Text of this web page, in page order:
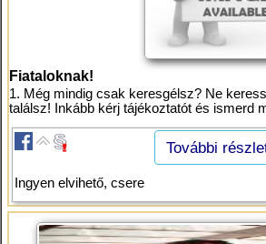
Fiataloknak!
1. Még mindig csak keresgélsz? Ne
találsz! Inkább kérj tájékoztatót és ismerd
További
Ingyen elvihető, csere